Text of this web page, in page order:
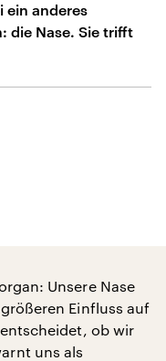
ein anderes
die Nase. Sie trifft
Unsere Nase
Einfluss auf
ob wir
uns als